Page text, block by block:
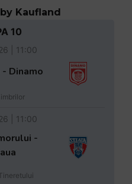
Kaufland
10
| 11:00
- Dinamo
| 11:00
-